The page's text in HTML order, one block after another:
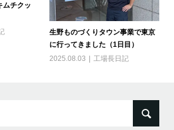
ムチクッ
生野ものづくりタウン事業で東京
に行ってきました（1日目）
2025.08.03
工場長日記